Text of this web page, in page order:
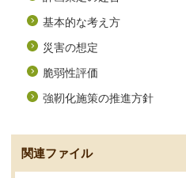
基本的な考え方
災害の想定
脆弱性評価
強靭化施策の推進方針
関連ファイル